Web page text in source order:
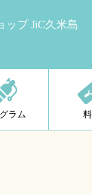
ップ JiC久米島
ラム